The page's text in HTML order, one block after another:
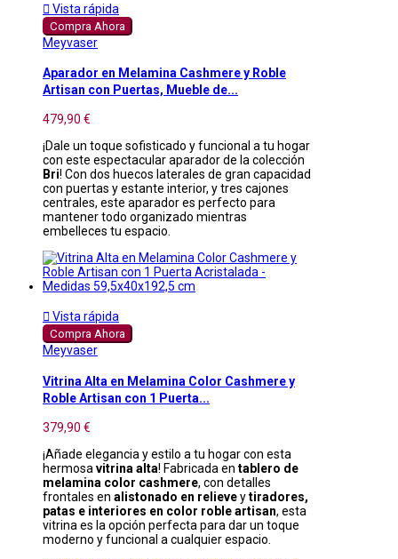
 Vista rápida
Compra Ahora
Meyvaser
Aparador en Melamina Cashmere y Roble
Artisan con Puertas, Mueble de...
479,90 €
¡Dale un toque sofisticado y funcional a tu hogar
con este espectacular aparador de la colección
Bri! Con dos huecos laterales de gran capacidad
con puertas y estante interior, y tres cajones
centrales, este aparador es perfecto para
mantener todo organizado mientras
embelleces tu espacio.
 Vista rápida
Compra Ahora
Meyvaser
Vitrina Alta en Melamina Color Cashmere y
Roble Artisan con 1 Puerta...
379,90 €
¡Añade elegancia y estilo a tu hogar con esta
hermosa vitrina alta! Fabricada en tablero de
melamina color cashmere, con detalles
frontales en alistonado en relieveytiradores,
patas e interiores en color roble artisan, esta
vitrina es la opción perfecta para dar un toque
moderno y funcional a cualquier espacio.